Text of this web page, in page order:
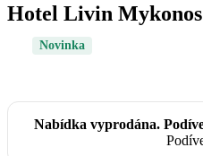
Hotel Livin
Novinka
Nabídka vyprodána.